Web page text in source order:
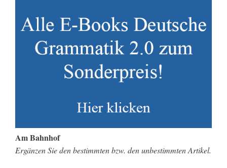
Am Bahnhof
Ergänzen Sie den bestimmten bzw. den unbestimmten Artikel.